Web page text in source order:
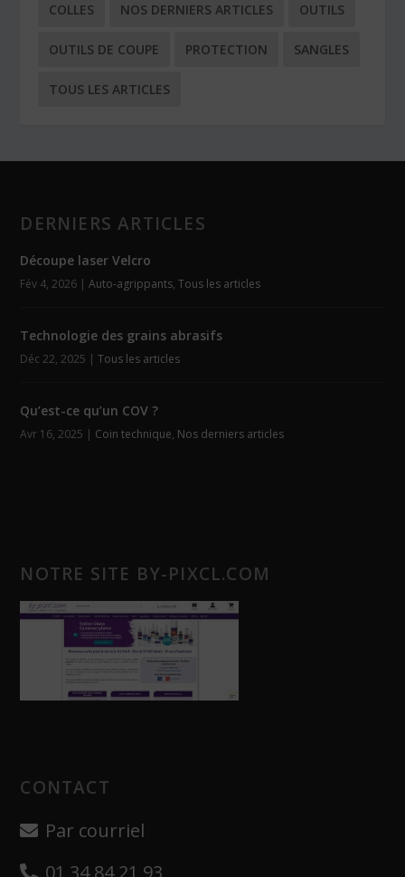
COLLES NOS DERNIERS ARTICLES OUTILS
OUTILS DE COUPE PROTECTION SANGLES
TOUS LES ARTICLES
DERNIERS ARTICLES
Découpe laser Velcro
Fév 4, 2026 |Auto-agrippants,Tous les articles
Technologie des grains abrasifs
Déc 22, 2025 |Tous les articles
Qu’est-ce qu’un COV ?
Avr 16, 2025 | Coin technique, Nos derniers articles
NOTRE SITE BY-PIXCL.COM
CONTACT
Par courriel